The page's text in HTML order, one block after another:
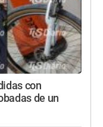
con
de un